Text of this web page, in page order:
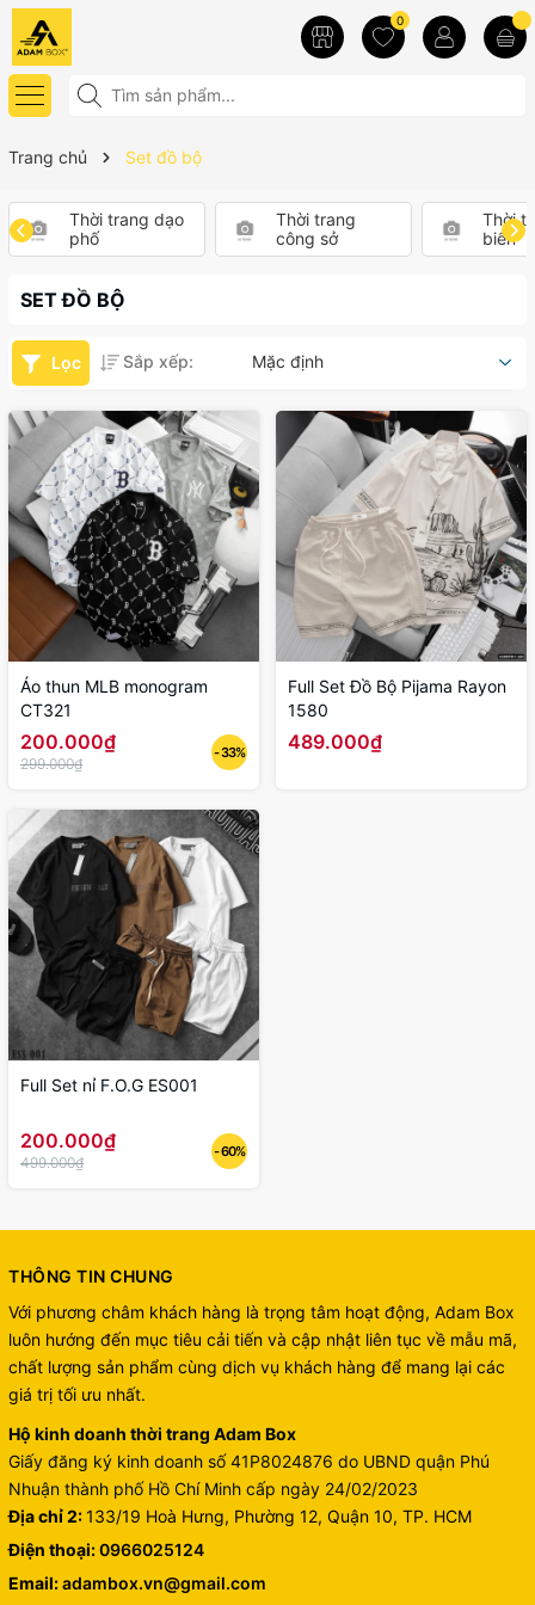
0
Trang chủ Set đồ bộ
Thời trang dạo
phố
Thời trang
công sở
Thời
biển
SET ĐỒ BỘ
Lọc Sắp xếp: Mặc định
Áo thun MLB monogram
CT321
200.000₫
299.000₫
- 33%
Full Set Đồ Bộ Pijama Rayon
1580
489.000₫
Full Set nỉ F.O.G ES001
200.000₫
499.000₫
- 60%
THÔNG TIN CHUNG
Với phương châm khách hàng là trọng tâm hoạt động, Adam Box
luôn hướng đến mục tiêu cải tiến và cập nhật liên tục về mẫu mã,
chất lượng sản phẩm cùng dịch vụ khách hàng để mang lại các
giá trị tối ưu nhất.
Hộ kinh doanh thời trang Adam Box
Giấy đăng ký kinh doanh số 41P8024876 do UBND quận Phú
Nhuận thành phố Hồ Chí Minh cấp ngày 24/02/2023
Địa chỉ 2:133/19 Hoà Hưng, Phường 12, Quận 10, TP. HCM
Điện thoại:0966025124
Email:adambox.vn@gmail.com